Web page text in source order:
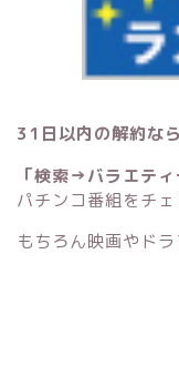
31日以内の解約な
「検索→バラエテ
パチンコ番組をチェ
もちろん映画やド